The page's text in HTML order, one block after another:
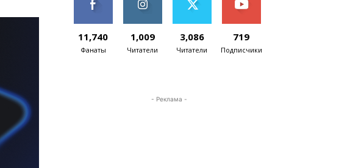
11,740
Фанаты
1,009
Читатели
3,086
Читатели
719
Подписчики
- Реклама -